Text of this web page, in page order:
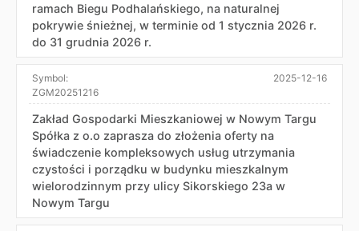
ramach Biegu Podhalańskiego, na naturalnej
pokrywie śnieżnej, w terminie od 1 stycznia 2026 r.
do 31 grudnia 2026 r.
Symbol:
ZGM20251216
2025-12-16
Zakład Gospodarki Mieszkaniowej w Nowym Targu
Spółka z o.o zaprasza do złożenia oferty na
świadczenie kompleksowych usług utrzymania
czystości i porządku w budynku mieszkalnym
wielorodzinnym przy ulicy Sikorskiego 23a w
Nowym Targu